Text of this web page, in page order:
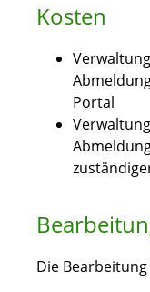
Kosten
Portal
Die